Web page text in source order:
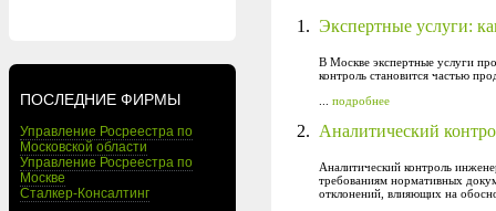
ПОСЛЕДНИЕ ФИРМЫ
Управление Росреестра по
Московской области
Управление Росреестра по
Москве
Сталкер-Консалтинг
1. Экспертные услуги:
В Москве экспертные услуги
контроль становится частью
подробнее
2. Аналитический
Аналитический контроль
требованиям нормативных
отклонений, влияющих на